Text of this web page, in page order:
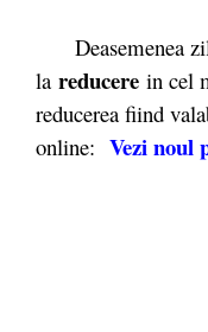
Deasemenea
la reducere in cel
reducerea fiind
online: Vezi noul